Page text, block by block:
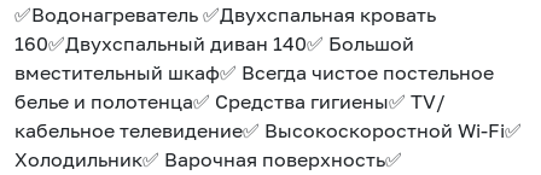
✅Водонагреватель ✅Двухспальная кровать
160✅Двухспальный диван 140✅ Большой
вместительный шкаф✅ Всегда чистое постельное
белье и полотенца✅ Средства гигиены✅ ТV/
кабельное телевидение✅ Высокоскоростной Wi-Fi✅
Холодильник✅ Варочная поверхность✅